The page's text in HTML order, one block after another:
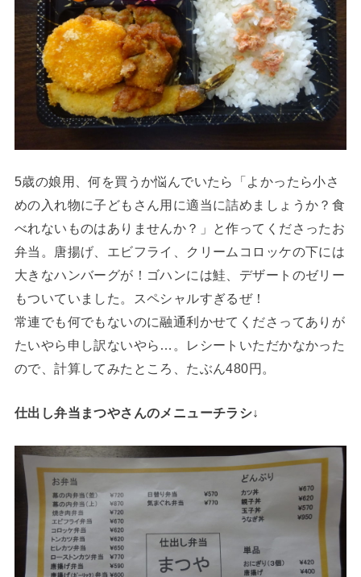
5歳の娘用、何を買うか悩んでいたら「よかったら小さ
めの入れ物に子どもさん用に適当に詰めましょうか？食
べれないものはありませんか？」と作ってくださったお
弁当。唐揚げ、エビフライ、クリームコロッケの下には
大きなハンバーグが！ゴハンには鮭、デザートのゼリー
もついていました。スペシャルすぎるぜ！
常連でも何でもないのに融通利かせてくださってありが
たいやら申し訳ないやら…。レシートいただかなかった
ので、計算してみたところ、たぶん480円。
仕出し弁当まつやさんのメニューチラシ↓